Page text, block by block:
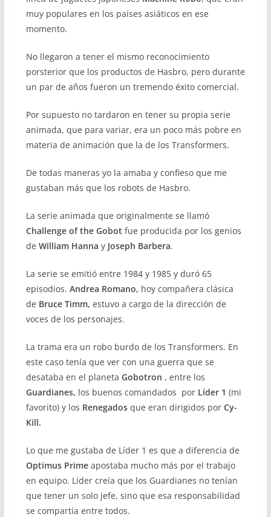
muy populares en los países asiáticos en ese
momento.
No llegaron a tener el mismo reconocimiento
porsterior que los productos de Hasbro, pero durante
un par de años fueron un tremendo éxito comercial.
Por supuesto no tardaron en tener su propia serie
animada, que para variar, era un poco más pobre en
materia de animación que la de los Transformers.
De todas maneras yo la amaba y confieso que me
gustaban más que los robots de Hasbro.
La serie animada que originalmente se llamó
Challenge of the Gobot fue producida por los genios
de William Hanna y Joseph Barbera.
La serie se emitió entre 1984 y 1985 y duró 65
episodios. Andrea Romano, hoy compañera clásica
de Bruce Timm, estuvo a cargo de la dirección de
voces de los personajes.
La trama era un robo burdo de los Transformers. En
este caso tenía que ver con una guerra que se
desataba en el planeta Gobotron , entre los
Guardianes, los buenos comandados por Líder 1 (mi
favorito) y los Renegadosque eran dirigidos por Cy-
Kill.
Lo que me gustaba de Líder 1 es que a diferencia de
Optimus Primeapostaba mucho más por el trabajo
en equipo. Líder creía que los Guardianes no tenían
que tener un solo jefe, sino que esa responsabilidad
se compartía entre todos.